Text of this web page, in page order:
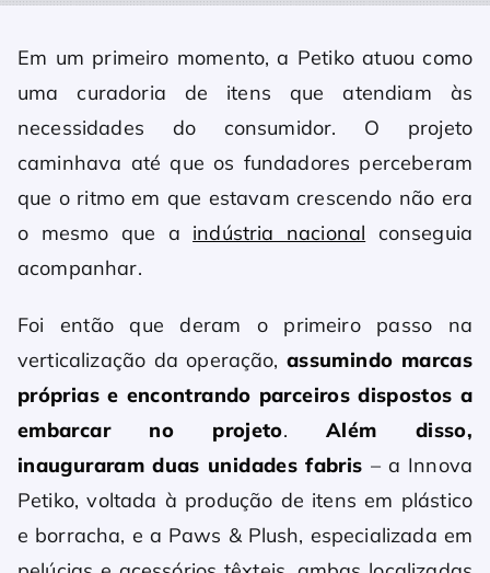
Em um primeiro momento, a Petiko atuou como
uma curadoria de itens que atendiam às
necessidades do consumidor. O projeto
caminhava até que os fundadores perceberam
que o ritmo em que estavam crescendo não era
o mesmo que a indústria nacional conseguia
acompanhar.
Foi então que deram o primeiro passo na
verticalização da operação, assumindo marcas
próprias e encontrando parceiros dispostos a
embarcar no projeto.Além disso,
inauguraram duas unidades fabris – a Innova
Petiko, voltada à produção de itens em plástico
e borracha, e a Paws & Plush, especializada em